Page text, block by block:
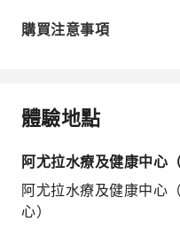
購買注意事項
體驗地點
阿尤拉水療及健康中心
阿尤拉水療及健康中心
心）